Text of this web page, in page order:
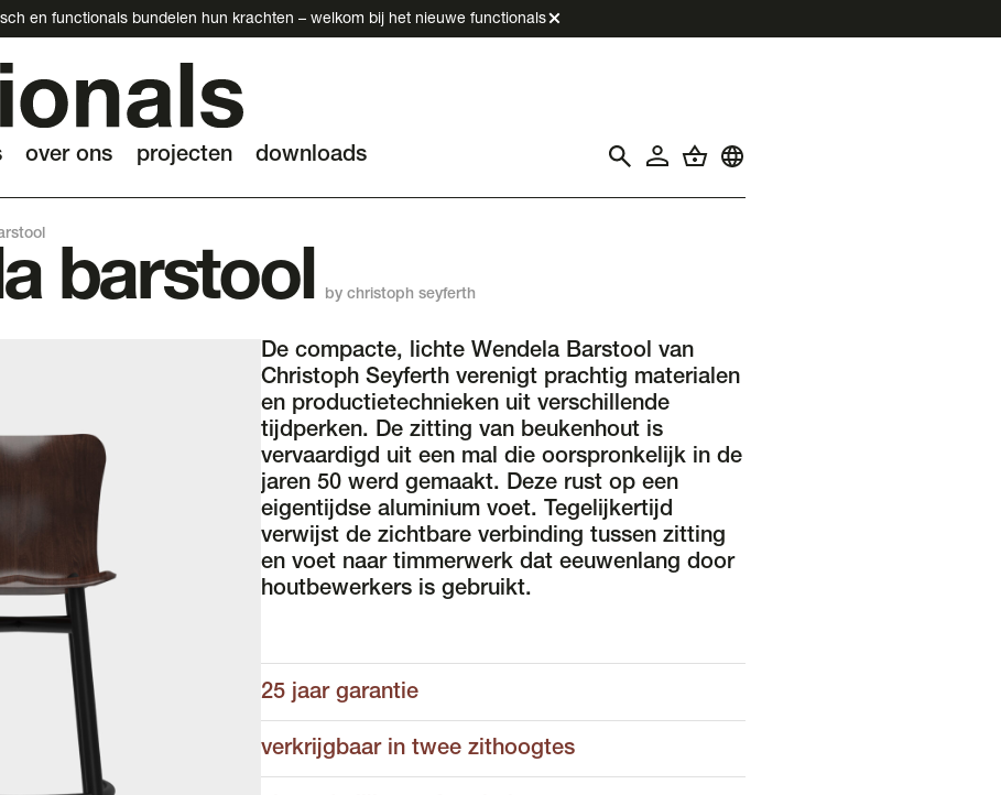
en functionals bundelen hun krachten – welkom bij het nieuwe functionals
over ons projecten downloads
barstool by christoph seyferth
De compacte, lichte Wendela Barstool van
Christoph Seyferth verenigt prachtig materialen
en productietechnieken uit verschillende
tijdperken. De zitting van beukenhout is
vervaardigd uit een mal die oorspronkelijk in de
jaren 50 werd gemaakt. Deze rust op een
eigentijdse aluminium voet. Tegelijkertijd
verwijst de zichtbare verbinding tussen zitting
en voet naar timmerwerk dat eeuwenlang door
houtbewerkers is gebruikt.
25 jaar garantie
verkrijgbaar in twee zithoogtes